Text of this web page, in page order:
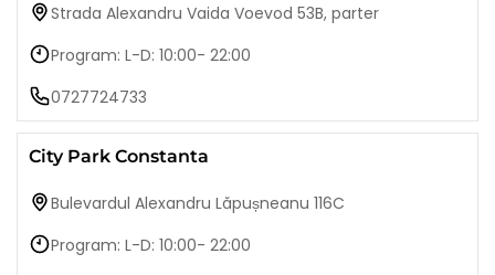
Strada Alexandru Vaida Voevod 53B, parter
Program: L-D: 10:00- 22:00
0727724733
City Park Constanta
Bulevardul Alexandru Lăpușneanu 116C
Program: L-D: 10:00- 22:00